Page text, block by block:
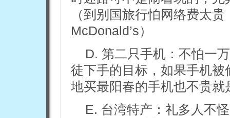
（到别国旅行怕网络费太
McDonald’s）
D. 第二只手机：不怕一
徒下手的目标，如果手机
地买最阳春的手机也不贵就
E. 台湾特产：礼多人不